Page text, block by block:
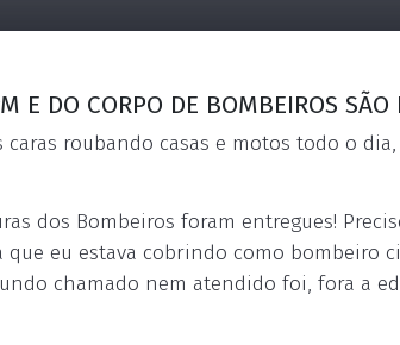
E DO CORPO DE BOMBEIROS SÃO
caras roubando casas e motos todo o
dos Bombeiros foram entregues!
eu estava cobrindo como bombeiro
chamado nem atendido foi, fora a